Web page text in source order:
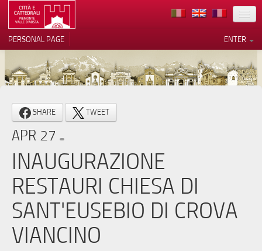
LOCATION
ARCHITECTURE
MUSEUMS
ITINERARIES
EVENTS
CONTACTS
PRESS
ENTER
PERSONAL PAGE
SHARE TWEET
APR 27
INAUGURAZIONE
RESTAURI CHIESA DI
SANT'EUSEBIO DI CROVA
VIANCINO
Notice at collection
Your Privacy Choices